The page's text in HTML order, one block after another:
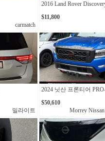
carmatch
2016 Land Rover
$11,800
밀라이트
2024 닛산 프론티어
$50,610
Morrey